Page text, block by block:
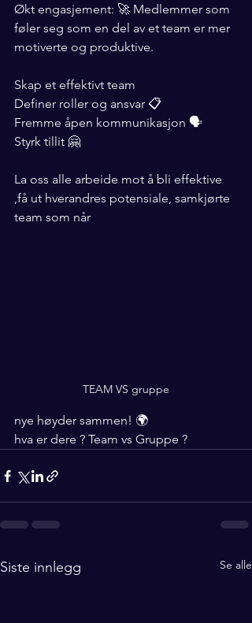
Økt engasjement: 🚀 Medlemmer som
føler seg som en del av et team er mer
motiverte og produktive.
Skap et effektivt team
Definer roller og ansvar 📋
Fremme åpen kommunikasjon 🗣️
Styrk tillit 🤗
La oss alle arbeide mot å bli effektive
,få ut hverandres potensiale, samkjørte
team som når
TEAM VS gruppe
nye høyder sammen! 🌍
hva er dere ? Team vs Gruppe ?
Siste innlegg Se alle